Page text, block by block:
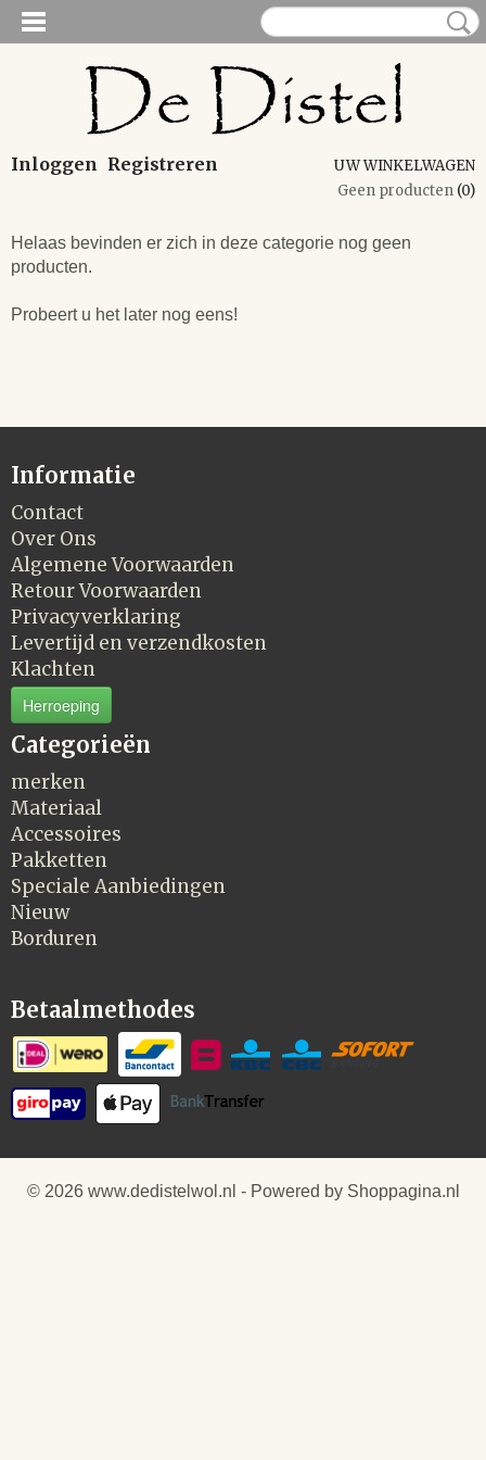
Inloggen Registreren
UW WINKELWAGEN
Geen producten (0)
Helaas bevinden er zich in deze categorie nog geen
producten.
Probeert u het later nog eens!
Informatie
Contact
Over Ons
Algemene Voorwaarden
Retour Voorwaarden
Privacyverklaring
Levertijd en verzendkosten
Klachten
Herroeping
Categorieën
merken
Materiaal
Accessoires
Pakketten
Speciale Aanbiedingen
Nieuw
Borduren
Betaalmethodes
© 2026 www.dedistelwol.nl - Powered by Shoppagina.nl